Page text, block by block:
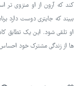
کند که آرون از او منزوی تر
ببیند که جایتری دوست دارد
او تلقی شود. این یک تطابق
ها از زندگی مشترک خود